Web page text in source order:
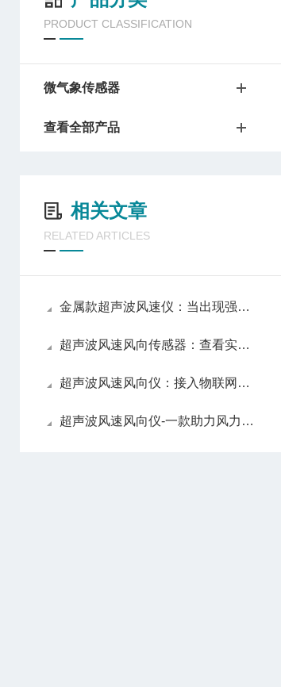
PRODUCT CLASSIFICATION
微气象传感器
查看全部产品
相关文章
RELATED ARTICLES
金属款超声波风速仪：当出现强风、台风等恶劣天气时，及时发出报警信息
超声波风速风向传感器：查看实时的风场数据，实现对风场的远程监控
超声波风速风向仪：接入物联网平台，可捕捉阵风、突风等瞬态风场变化
超声波风速风向仪-一款助力风力发电优化的风速测定仪2024全+境+派+送